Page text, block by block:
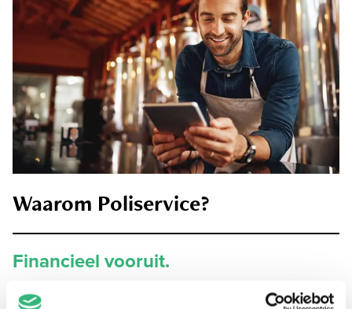
Waarom Poliservice?
Financieel vooruit.
Wij helpen jou als particulier, zzp’er of mkb’er